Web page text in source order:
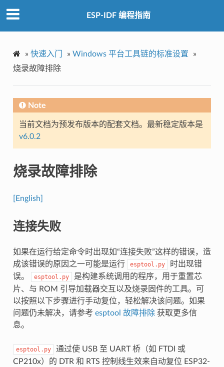
ESP-IDF 编程指南
» 快速入门 » Windows 平台工具链的标准设置
»
烧录故障排除
Note
当前文档为预发布版本的配套文档。最新稳定版本是
v6.0.2
烧录故障排除
[English]
连接失败
如果在运行给定命令时出现如“连接失败”这样的错误，造
成该错误的原因之一可能是运行
esptool.py
时出现错
误。
esptool.py
是构建系统调用的程序，用于重置芯
片、与 ROM 引导加载器交互以及烧录固件的工具。可
以按照以下步骤进行手动复位，轻松解决该问题。如果
问题仍未解决，请参考 esptool 故障排除获取更多信
息。
esptool.py
通过使 USB 至 UART 桥（如 FTDI 或
CP210x）的 DTR 和 RTS 控制线生效来自动复位 ESP32-